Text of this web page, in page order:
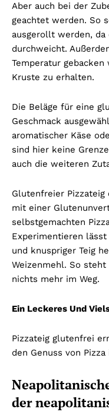
Aber auch bei der
geachtet werden. So
ausgerollt werden,
durchweicht.
Temperatur
Kruste zu erhalten.
Die Beläge für eine
Geschmack
aromatischer Käse
sind hier keine
auch die weiteren
Glutenfreier
mit einer
selbstgemachten
Experimentieren
und knuspriger Teig
Weizenmehl. So steht
nichts mehr im Weg.
Ein Leckeres Und
Pizzateig glutenfrei
den Genuss von
der